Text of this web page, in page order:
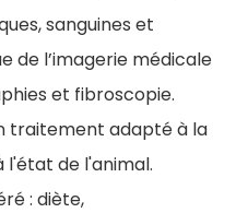
sanguines et
de l’imagerie médicale
et fibroscopie.
traitement adapté à la
l'état de l'animal.
: diète,